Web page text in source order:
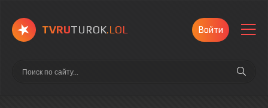
TVRUTUROK.LOL Войти